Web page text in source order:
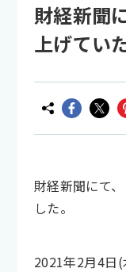
財経新聞
上げてい
財経新聞にて
した。
2021年2月4日